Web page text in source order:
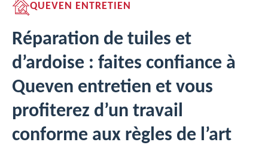
QUEVEN ENTRETIEN
Réparation de tuiles et
d’ardoise : faites confiance à
Queven entretien et vous
profiterez d’un travail
conforme aux règles de l’art